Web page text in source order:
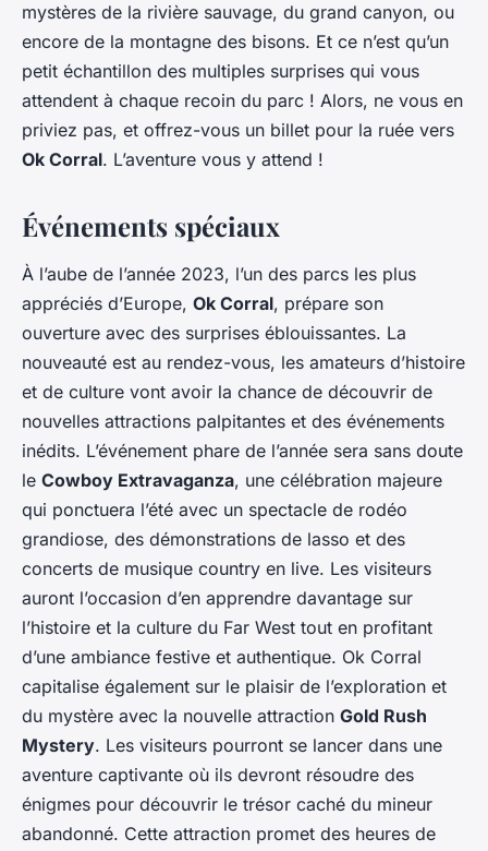
mystères de la rivière sauvage, du grand canyon, ou
encore de la montagne des bisons. Et ce n’est qu’un
petit échantillon des multiples surprises qui vous
attendent à chaque recoin du parc ! Alors, ne vous en
priviez pas, et offrez-vous un billet pour la ruée vers
Ok Corral. L’aventure vous y attend !
Événements spéciaux
À l’aube de l’année 2023, l’un des parcs les plus
appréciés d’Europe, Ok Corral, prépare son
ouverture avec des surprises éblouissantes. La
nouveauté est au rendez-vous, les amateurs d’histoire
et de culture vont avoir la chance de découvrir de
nouvelles attractions palpitantes et des événements
inédits. L’événement phare de l’année sera sans doute
le Cowboy Extravaganza, une célébration majeure
qui ponctuera l’été avec un spectacle de rodéo
grandiose, des démonstrations de lasso et des
concerts de musique country en live. Les visiteurs
auront l’occasion d’en apprendre davantage sur
l’histoire et la culture du Far West tout en profitant
d’une ambiance festive et authentique. Ok Corral
capitalise également sur le plaisir de l’exploration et
du mystère avec la nouvelle attraction Gold Rush
Mystery. Les visiteurs pourront se lancer dans une
aventure captivante où ils devront résoudre des
énigmes pour découvrir le trésor caché du mineur
abandonné. Cette attraction promet des heures de